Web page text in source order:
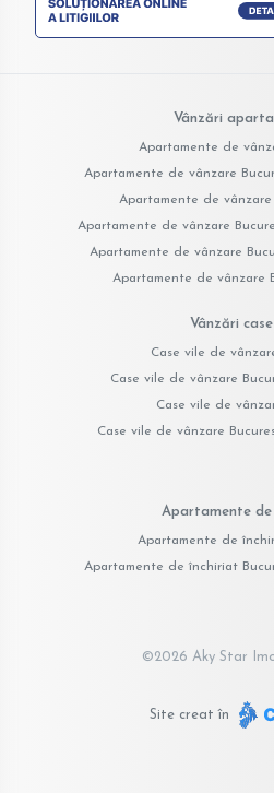
Vânzări
Apartamente de
Apartamente de vânzare
Apartamente de
Apartamente de vânzare
Apartamente de vânzare
Apartamente de vânzare
Vânzări
Case vile de
Case vile de vânzare
Case vile de
Case vile de vânzare
Apartamente de
Apartamente de
Apartamente de închiriat
©2026 Aky Star
Site creat în